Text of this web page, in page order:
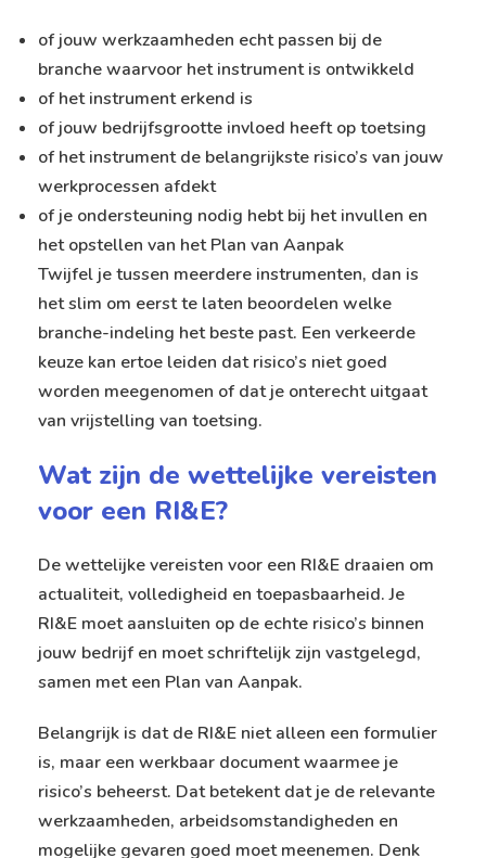
of jouw werkzaamheden echt passen bij de
branche waarvoor het instrument is ontwikkeld
of het instrument erkend is
of jouw bedrijfsgrootte invloed heeft op toetsing
of het instrument de belangrijkste risico’s van jouw
werkprocessen afdekt
of je ondersteuning nodig hebt bij het invullen en
het opstellen van het Plan van Aanpak
Twijfel je tussen meerdere instrumenten, dan is
het slim om eerst te laten beoordelen welke
branche-indeling het beste past. Een verkeerde
keuze kan ertoe leiden dat risico’s niet goed
worden meegenomen of dat je onterecht uitgaat
van vrijstelling van toetsing.
Wat zijn de wettelijke vereisten
voor een RI&E?
De wettelijke vereisten voor een RI&E draaien om
actualiteit, volledigheid en toepasbaarheid. Je
RI&E moet aansluiten op de echte risico’s binnen
jouw bedrijf en moet schriftelijk zijn vastgelegd,
samen met een Plan van Aanpak.
Belangrijk is dat de RI&E niet alleen een formulier
is, maar een werkbaar document waarmee je
risico’s beheerst. Dat betekent dat je de relevante
werkzaamheden, arbeidsomstandigheden en
mogelijke gevaren goed moet meenemen. Denk